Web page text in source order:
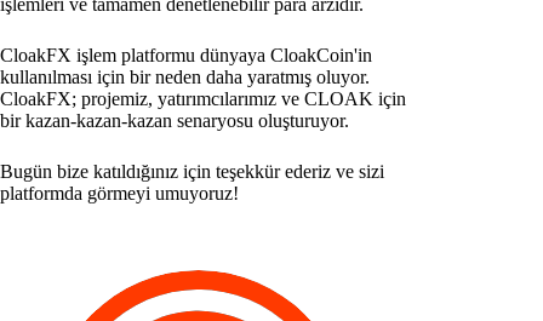
işlemleri ve tamamen denetlenebilir para arzıdır.
CloakFX işlem platformu dünyaya CloakCoin'in
kullanılması için bir neden daha yaratmış oluyor.
CloakFX; projemiz, yatırımcılarımız ve CLOAK için
bir kazan-kazan-kazan senaryosu oluşturuyor.
Bugün bize katıldığınız için teşekkür ederiz ve sizi
platformda görmeyi umuyoruz!